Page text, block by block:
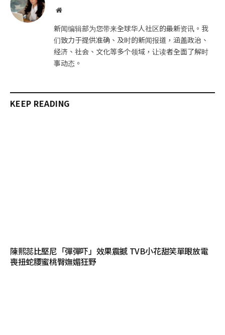
网
新闻编辑部为您带来全球华人社区的最新资讯。我
们致力于提供准确、及时的新闻报道，涵盖政治、
经济、社会、文化等多个领域，让读者全面了解时
事动态。
KEEP READING
陳熙蕊比堅尼「彈彈吓」效果震撼 TVB小花甜笑單眼放電
喪扭蛇腰蜜桃臀嫵媚狂野